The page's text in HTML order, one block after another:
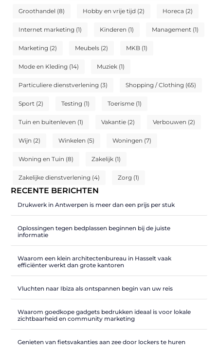
Groothandel (8) Hobby en vrije tijd (2) Horeca (2)
Internet marketing (1) Kinderen (1) Management (1)
Marketing (2) Meubels (2) MKB (1)
Mode en Kleding (14) Muziek (1)
Particuliere dienstverlening (3) Shopping / Clothing (65)
Sport (2) Testing (1) Toerisme (1)
Tuin en buitenleven (1) Vakantie (2) Verbouwen (2)
Wijn (2) Winkelen (5) Woningen (7)
Woning en Tuin (8) Zakelijk (1)
Zakelijke dienstverlening (4) Zorg (1)
RECENTE BERICHTEN
Drukwerk in Antwerpen is meer dan een prijs per stuk
Oplossingen tegen bedplassen beginnen bij de juiste
informatie
Waarom een klein architectenbureau in Hasselt vaak
efficiënter werkt dan grote kantoren
Vluchten naar Ibiza als ontspannen begin van uw reis
Waarom goedkope gadgets bedrukken ideaal is voor lokale
zichtbaarheid en community marketing
Genieten van fietsvakanties aan zee door lockers te huren